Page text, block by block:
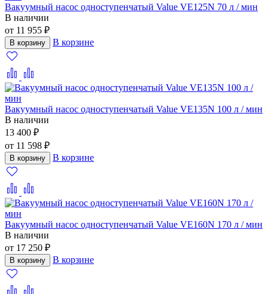
Вакуумный насос одноступенчатый Value VE125N 70 л / мин
В наличии
от 11 955 ₽
В корзину В корзине
Вакуумный насос одноступенчатый Value VE135N 100 л / мин
В наличии
13 400 ₽
от 11 598 ₽
В корзину В корзине
Вакуумный насос одноступенчатый Value VE160N 170 л / мин
В наличии
от 17 250 ₽
В корзину В корзине